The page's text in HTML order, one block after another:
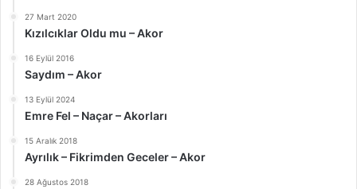
27 Mart 2020
Kızılcıklar Oldu mu – Akor
16 Eylül 2016
Saydım – Akor
13 Eylül 2024
Emre Fel – Naçar – Akorları
15 Aralık 2018
Ayrılık – Fikrimden Geceler – Akor
28 Ağustos 2018